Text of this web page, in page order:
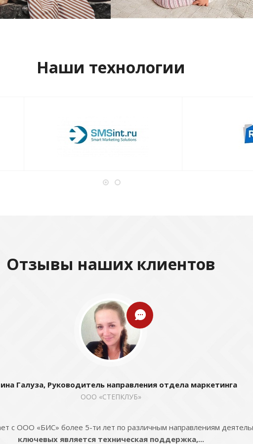
проект
Смотреть проект
Наши технологии
Отзывы наших клиентов
Галуза, Руководитель направления отдела маркетинга
ООО «СТЕПКЛУБ»
с ООО «БИС» более 5-ти лет по различным направлениям
ключевых является техническая поддержка,...